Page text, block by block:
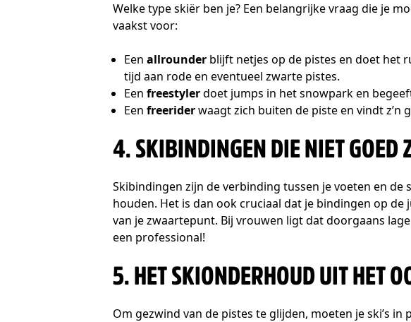
Welke type skiër ben je? Een belangrijke vraag die je
vaakst voor:
Een allrounder blijft netjes op de pistes en doet het
tijd aan rode en eventueel zwarte pistes.
Een freestylerdoet jumps in het snowpark en
Een freeriderwaagt zich buiten de piste en vindt
4. SKIBINDINGEN DIE NIET GOED
Skibindingen zijn de verbinding tussen je voeten en de
houden. Het is dan ook cruciaal dat je bindingen op
van je zwaartepunt. Bij vrouwen ligt dat doorgaans
een professional!
5. HET SKIONDERHOUD UIT HET
Om gezwind van de pistes te glijden, moeten je ski’s